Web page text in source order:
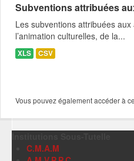
Subventions attribuées
Les subventions attribuées
l’animation culturelles, de la...
XLS CSV
Vous pouvez également accéder à
C.M.A.M